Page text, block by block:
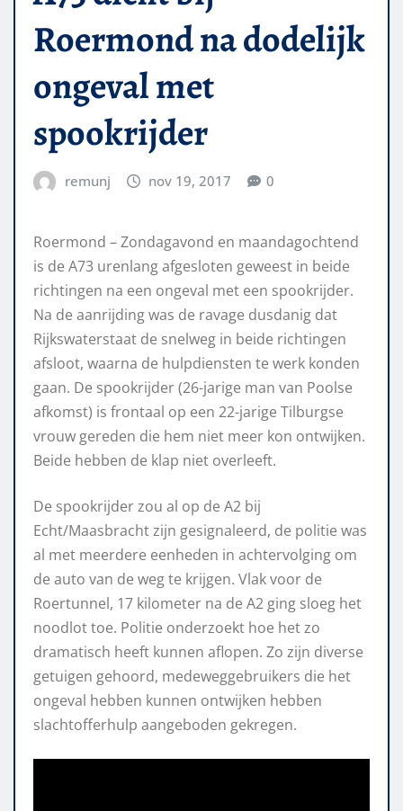
Roermond na dodelijk
ongeval met
spookrijder
remunj nov 19, 2017 0
Roermond – Zondagavond en maandagochtend
is de A73 urenlang afgesloten geweest in beide
richtingen na een ongeval met een spookrijder.
Na de aanrijding was de ravage dusdanig dat
Rijkswaterstaat de snelweg in beide richtingen
afsloot, waarna de hulpdiensten te werk konden
gaan. De spookrijder (26-jarige man van Poolse
afkomst) is frontaal op een 22-jarige Tilburgse
vrouw gereden die hem niet meer kon ontwijken.
Beide hebben de klap niet overleeft.
De spookrijder zou al op de A2 bij
Echt/Maasbracht zijn gesignaleerd, de politie was
al met meerdere eenheden in achtervolging om
de auto van de weg te krijgen. Vlak voor de
Roertunnel, 17 kilometer na de A2 ging sloeg het
noodlot toe. Politie onderzoekt hoe het zo
dramatisch heeft kunnen aflopen. Zo zijn diverse
getuigen gehoord, medeweggebruikers die het
ongeval hebben kunnen ontwijken hebben
slachtofferhulp aangeboden gekregen.